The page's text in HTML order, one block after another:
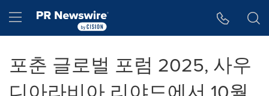
Hamburger menu
포춘 글로벌 포럼 2025, 사우